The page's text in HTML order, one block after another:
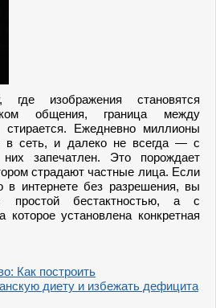
изображения становятся
общения, граница между
Ежедневно миллионы
в сеть, и далеко не всегда — с
запечатлен. Это порождает
страдают частные лица. Если
интернете без разрешения, вы
простой бестактностью, а с
которое установлена конкретная
Как построить
диету и избежать дефицита